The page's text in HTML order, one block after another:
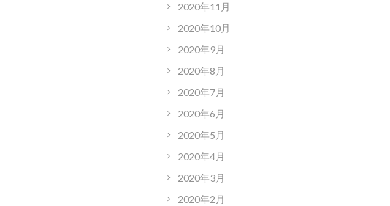
2020年11月
2020年10月
2020年9月
2020年8月
2020年7月
2020年6月
2020年5月
2020年4月
2020年3月
2020年2月